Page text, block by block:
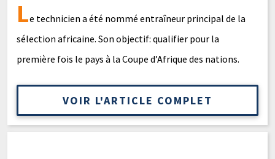
Le technicien a été nommé entraîneur principal de la
sélection africaine. Son objectif: qualifier pour la
première fois le pays à la Coupe d’Afrique des nations.
VOIR L'ARTICLE COMPLET